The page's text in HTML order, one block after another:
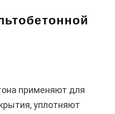
применяют для
уплотняют